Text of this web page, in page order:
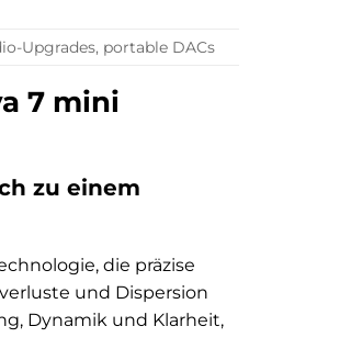
Upgrades, portable DACs
7 mini
zu einem
die präzise
und Dispersion
Dynamik und Klarheit,